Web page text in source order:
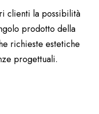
clienti la possibilità
prodotto della
richieste estetiche
progettuali.